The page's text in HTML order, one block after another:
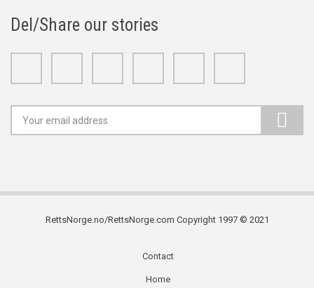
Del/Share our stories
RettsNorge.no/RettsNorge.com Copyright 1997 © 2021
Contact
Home